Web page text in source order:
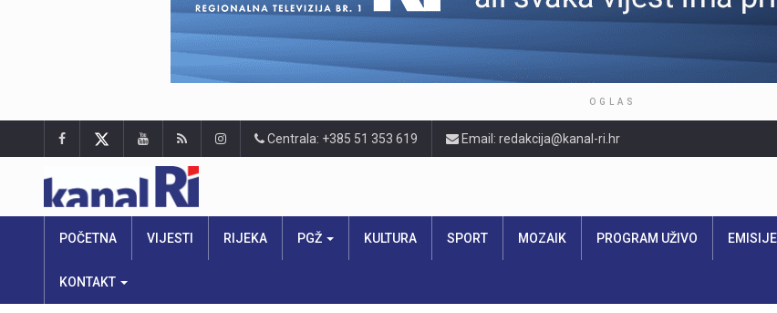
OGLAS
Centrala: +385 51 353 619 Email: redakcija@kanal-ri.hr
POČETNA VIJESTI RIJEKA PGŽ KULTURA SPORT MOZAIK PROGRAM UŽIVO EMISIJE
KONTAKT